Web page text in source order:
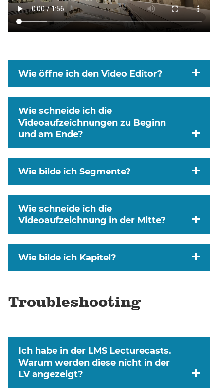
Wie öffne ich den Video Editor?
Wie schneide ich die
Videoaufzeichnungen zu Beginn
und am Ende?
Wie bilde ich Segmente?
Wie schneide ich die
Videoaufzeichnung in der Mitte?
Wie bilde ich Kapitel?
Troubleshooting
Ich habe in der LMS Lecturecasts.
Warum werden diese nicht in der
LV angezeigt?